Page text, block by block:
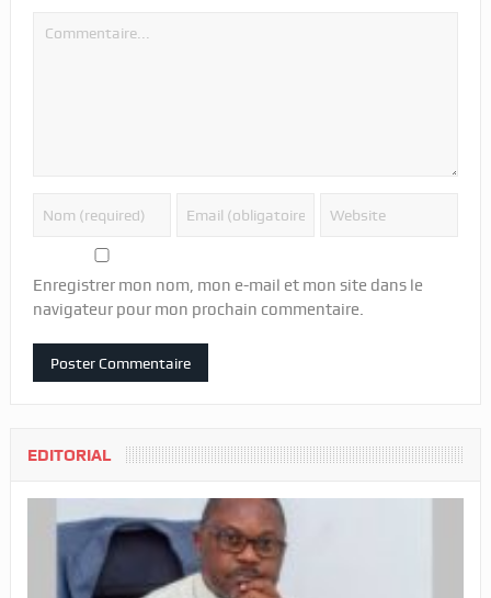
Enregistrer mon nom, mon e-mail et mon site dans le
navigateur pour mon prochain commentaire.
EDITORIAL